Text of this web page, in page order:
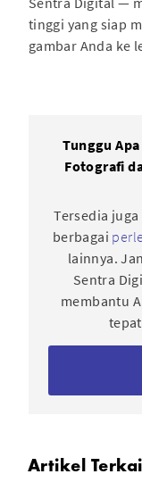
tinggi yang siap
gambar Anda ke
Tunggu
Fotografi
Tersedia
berbagai
lainnya.
Sentra
membantu
Artikel